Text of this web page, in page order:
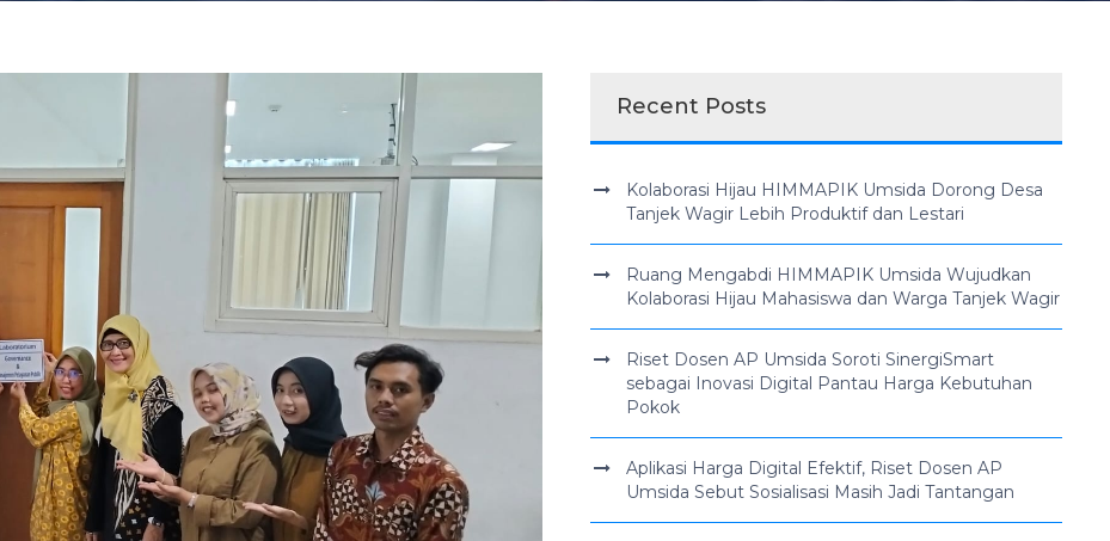
Recent Posts
Kolaborasi Hijau HIMMAPIK Umsida Dorong Desa
Tanjek Wagir Lebih Produktif dan Lestari
Ruang Mengabdi HIMMAPIK Umsida Wujudkan
Kolaborasi Hijau Mahasiswa dan Warga Tanjek Wagir
Riset Dosen AP Umsida Soroti SinergiSmart
sebagai Inovasi Digital Pantau Harga Kebutuhan
Pokok
Aplikasi Harga Digital Efektif, Riset Dosen AP
Umsida Sebut Sosialisasi Masih Jadi Tantangan